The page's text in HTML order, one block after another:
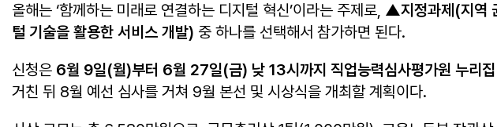
올해는 ‘함께하는 미래로 연결하는 디지털 혁신’이라는 주제로, ▲지정과제 (지역
털 기술을 활용한 서비스 개발) 중 하나를 선택해서 참가하면 된다.
신청은 6월 9일(월)부터 6월 27일(금) 낮 13시까지 직업능력심사평가원 누리집
거친 뒤 8월 예선 심사를 거쳐 9월 본선 및 시상식을 개최할 계획이다.